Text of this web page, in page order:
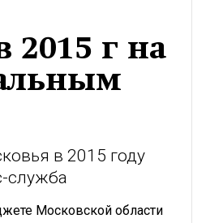
2015 г на
в 2015 году
служба
Московской области